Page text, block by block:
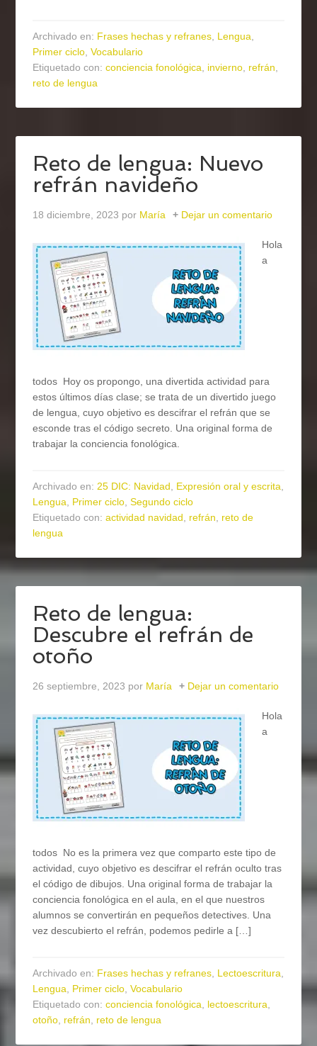
Archivado en: Frases hechas y refranes, Lengua,
Primer ciclo,Vocabulario
Etiquetado con:conciencia fonológica, invierno, refrán,
reto de lengua
Reto de lengua: Nuevo
refrán navideño
18 diciembre, 2023 por María Dejar un comentario
Hola
a
todos Hoy os propongo, una divertida actividad para
estos últimos días clase; se trata de un divertido juego
de lengua, cuyo objetivo es descifrar el refrán que se
esconde tras el código secreto. Una original forma de
trabajar la conciencia fonológica.
Archivado en:25 DIC: Navidad, Expresión oral y escrita,
Lengua, Primer ciclo,Segundo ciclo
Etiquetado con:actividad navidad, refrán, reto de
lengua
Reto de lengua:
Descubre el refrán de
otoño
26 septiembre, 2023 por María Dejar un comentario
Hola
a
todos No es la primera vez que comparto este tipo de
actividad, cuyo objetivo es descifrar el refrán oculto tras
el código de dibujos. Una original forma de trabajar la
conciencia fonológica en el aula, en el que nuestros
alumnos se convertirán en pequeños detectives. Una
vez descubierto el refrán, podemos pedirle a […]
Archivado en: Frases hechas y refranes, Lectoescritura,
Lengua, Primer ciclo,Vocabulario
Etiquetado con:conciencia fonológica, lectoescritura,
otoño, refrán, reto de lengua